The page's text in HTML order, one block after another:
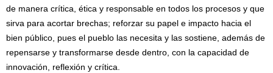
de manera crítica, ética y responsable en todos los procesos y que
sirva para acortar brechas; reforzar su papel e impacto hacia el
bien público, pues el pueblo las necesita y las sostiene, además de
repensarse y transformarse desde dentro, con la capacidad de
innovación, reflexión y crítica.